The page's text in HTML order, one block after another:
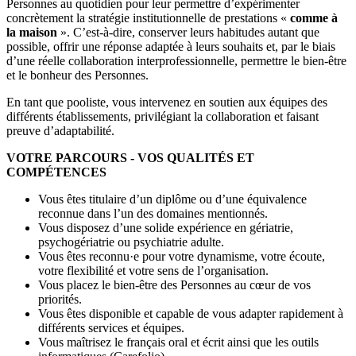
Personnes au quotidien pour leur permettre d’expérimenter
concrètement la stratégie institutionnelle de prestations « comme à
la maison ». C’est-à-dire, conserver leurs habitudes autant que
possible, offrir une réponse adaptée à leurs souhaits et, par le biais
d’une réelle collaboration interprofessionnelle, permettre le bien-être
et le bonheur des Personnes.
En tant que pooliste, vous intervenez en soutien aux équipes des
différents établissements, privilégiant la collaboration et faisant
preuve d’adaptabilité.
VOTRE PARCOURS - VOS QUALITÉS ET
COMPÉTENCES
Vous êtes titulaire d’un diplôme ou d’une équivalence
reconnue dans l’un des domaines mentionnés.
Vous disposez d’une solide expérience en gériatrie,
psychogériatrie ou psychiatrie adulte.
Vous êtes reconnu·e pour votre dynamisme, votre écoute,
votre flexibilité et votre sens de l’organisation.
Vous placez le bien-être des Personnes au cœur de vos
priorités.
Vous êtes disponible et capable de vous adapter rapidement à
différents services et équipes.
Vous maîtrisez le français oral et écrit ainsi que les outils